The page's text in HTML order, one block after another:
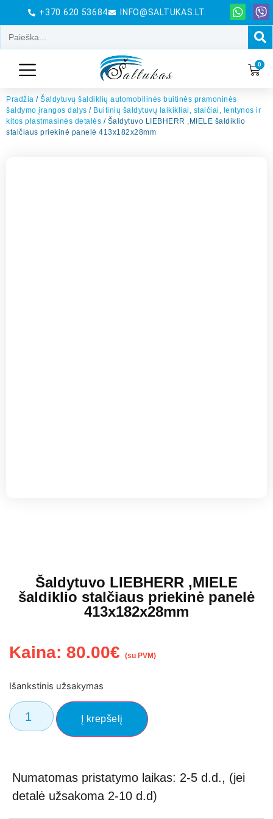
+370 620 53684 INFO@SALTUKAS.LT
0
Pradžia / Šaldytuvų šaldiklių automobilinės buitinės pramoninės
šaldymo įrangos dalys / Buitinių šaldytuvų laikikliai, stalčiai, lentynos ir
kitos plastmasinės detalės / Šaldytuvo LIEBHERR ,MIELE šaldiklio
stalčiaus priekinė panelė 413x182x28mm
Šaldytuvo LIEBHERR ,MIELE
šaldiklio stalčiaus priekinė panelė
413x182x28mm
Kaina: 80.00€ (su PVM)
Išankstinis užsakymas
Į krepšelį
Numatomas pristatymo laikas: 2-5 d.d., (jei
detalė užsakoma 2-10 d.d)